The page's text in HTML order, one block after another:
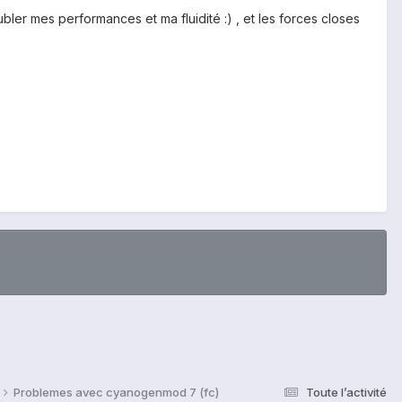
mes performances et ma fluidité :) , et les forces closes
Toute l’activité
Problemes avec cyanogenmod 7 (fc)